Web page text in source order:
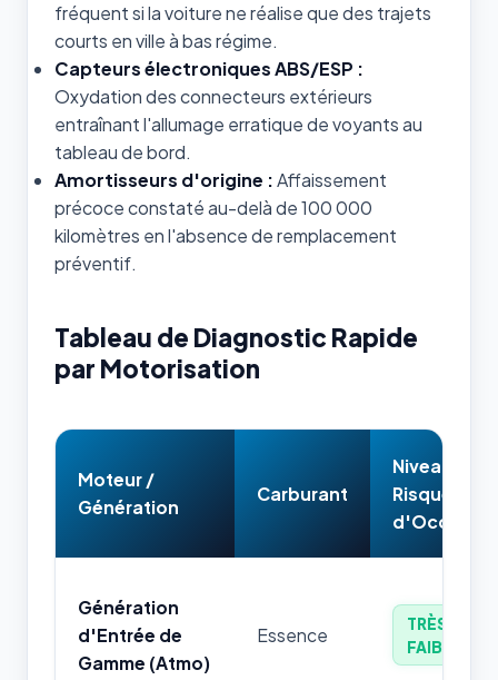
fréquent si la voiture ne réalise que des trajets
courts en ville à bas régime.
Capteurs électroniques ABS/ESP :
Oxydation des connecteurs extérieurs
entraînant l'allumage erratique de voyants au
tableau de bord.
Amortisseurs d'origine :Affaissement
précoce constaté au-delà de 100 000
kilomètres en l'absence de remplacement
préventif.
Tableau de Diagnostic Rapide
par Motorisation
Moteur /
Génération
Carburant
Niveau de
Risque
d'Occasion
Génération
d'Entrée de
Gamme (Atmo)
Essence
TRÈS
FAIBLE